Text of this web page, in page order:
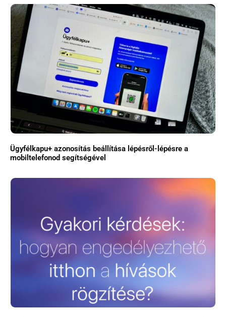
Ügyfélkapu+ azonosítás beállítása lépésről-lépésre a
mobiltelefonod segítségével